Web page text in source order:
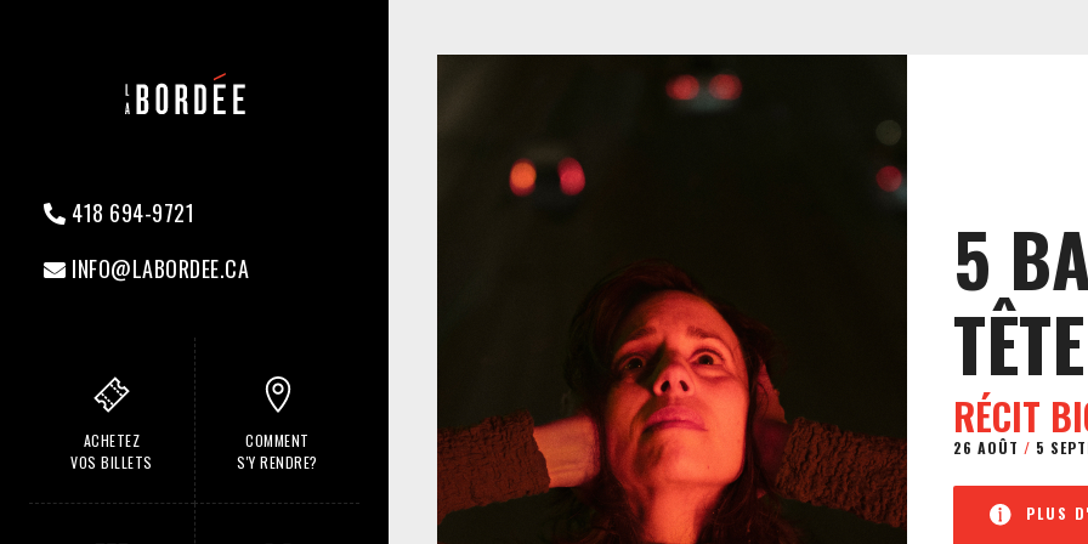
418 694-9721
INFO@LABORDEE.CA
ACHETEZ
VOS BILLETS
COMMENT
S'Y RENDRE?
5
TÊTE
RÉCIT
26 AOÛT / 5
PLUS